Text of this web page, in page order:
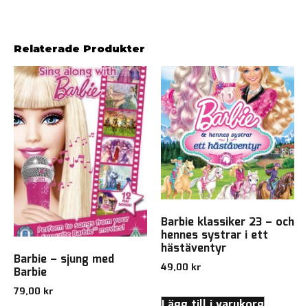
Relaterade Produkter
Barbie – sjung med
Barbie
79,00 kr
Barbie klassiker 23 – och
hennes systrar i ett
hästäventyr
49,00 kr